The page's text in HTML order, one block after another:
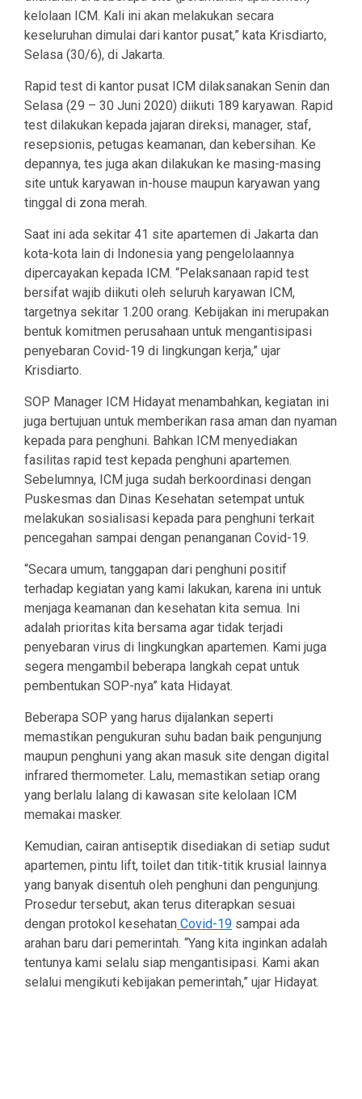
kelolaan ICM. Kali ini akan melakukan secara
keseluruhan dimulai dari kantor pusat,” kata Krisdiarto,
Selasa (30/6), di Jakarta.
Rapid test di kantor pusat ICM dilaksanakan Senin dan
Selasa (29 – 30 Juni 2020) diikuti 189 karyawan. Rapid
test dilakukan kepada jajaran direksi, manager, staf,
resepsionis, petugas keamanan, dan kebersihan. Ke
depannya, tes juga akan dilakukan ke masing-masing
site untuk karyawan in-house maupun karyawan yang
tinggal di zona merah.
Saat ini ada sekitar 41 site apartemen di Jakarta dan
kota-kota lain di Indonesia yang pengelolaannya
dipercayakan kepada ICM. “Pelaksanaan rapid test
bersifat wajib diikuti oleh seluruh karyawan ICM,
targetnya sekitar 1.200 orang. Kebijakan ini merupakan
bentuk komitmen perusahaan untuk mengantisipasi
penyebaran Covid-19 di lingkungan kerja,” ujar
Krisdiarto.
SOP Manager ICM Hidayat menambahkan, kegiatan ini
juga bertujuan untuk memberikan rasa aman dan nyaman
kepada para penghuni. Bahkan ICM menyediakan
fasilitas rapid test kepada penghuni apartemen.
Sebelumnya, ICM juga sudah berkoordinasi dengan
Puskesmas dan Dinas Kesehatan setempat untuk
melakukan sosialisasi kepada para penghuni terkait
pencegahan sampai dengan penanganan Covid-19.
“Secara umum, tanggapan dari penghuni positif
terhadap kegiatan yang kami lakukan, karena ini untuk
menjaga keamanan dan kesehatan kita semua. Ini
adalah prioritas kita bersama agar tidak terjadi
penyebaran virus di lingkungkan apartemen. Kami juga
segera mengambil beberapa langkah cepat untuk
pembentukan SOP-nya” kata Hidayat.
Beberapa SOP yang harus dijalankan seperti
memastikan pengukuran suhu badan baik pengunjung
maupun penghuni yang akan masuk site dengan digital
infrared thermometer. Lalu, memastikan setiap orang
yang berlalu lalang di kawasan site kelolaan ICM
memakai masker.
Kemudian, cairan antiseptik disediakan di setiap sudut
apartemen, pintu lift, toilet dan titik-titik krusial lainnya
yang banyak disentuh oleh penghuni dan pengunjung.
Prosedur tersebut, akan terus diterapkan sesuai
dengan protokol kesehatan Covid-19 sampai ada
arahan baru dari pemerintah. “Yang kita inginkan adalah
tentunya kami selalu siap mengantisipasi. Kami akan
selalui mengikuti kebijakan pemerintah,” ujar Hidayat.